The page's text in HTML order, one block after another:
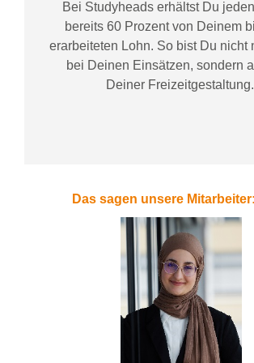
Bei Studyheadserhältst Du
bereits 60 Prozent von Deinem
erarbeiteten Lohn. So bist Du nicht
bei Deinen Einsätzen, sondern
DeinerFreizeitgestaltung.
Das sagen unsere